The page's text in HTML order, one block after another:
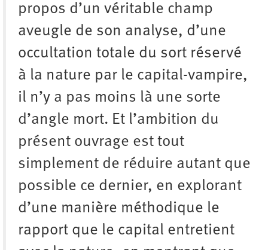
propos d’un véritable champ
aveugle de son analyse, d’une
occultation totale du sort réservé
à la nature par le capital-vampire,
il n’y a pas moins là une sorte
d’angle mort. Et l’ambition du
présent ouvrage est tout
simplement de réduire autant que
possible ce dernier, en explorant
d’une manière méthodique le
rapport que le capital entretient